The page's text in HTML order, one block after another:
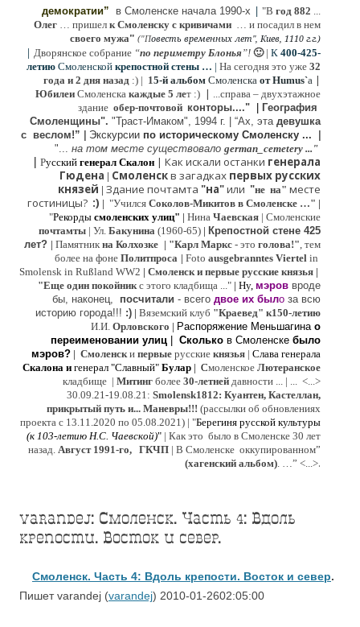
демократии” в Смоленске начала 1990-х | "В год 882 ...
Олег … пришел к Смоленску с кривичами … и посадил в нем
своего мужа" ("Повесть временных лет", Киев, 1110 г.г.)
| Дворянское собрание “по периметру Блонья”! 🙂| К 400-425-
летию Смоленской крепостной стены … | На сегодня это уже 32
года и 2 дня назад :) | 15-й альбом Смоленска от Humus`a |
Юбилеи Смоленска каждые 5 лет :) | ...справа – двухэтажное
здание обер-почтовой конторы...."
Гeография
Cмоленщины". "Траст-Имаком", 1994 г. “Ах, эта девушка
с веслом!”
Экскурсии по историческому Смоленску ...
"... на том месте существовало german_cemetery ..."
| Русский генерал Скалон | Как искали останки генерала
Гюдена | Смоленскв загадках первых русских
князей | Здание почтамта "на"или "не на" месте
гостиницы? :) | "Учился Соколов-Микитов в Смоленске …" |
"Рекорды смоленских улиц" | Нина Чаевская | Смоленские
почтамты | Ул. Бакунина (1960-65) | Крепостной стене 425
лет? | Памятник на Колхозке | "Карл Маркс - это голова!", тем
более на фоне Политпроса | Foto ausgebranntes Viertel in
Smolensk in Rußland WW2 | Смоленск и первые русские князья |
"Еще один покойникс этого кладбища ..." | Ну, мэров вроде
бы, наконец, посчитали - всего двое их было за всю
историю города!!! :) | Вяземский клуб "Краевед" к150-летию
И.И. Орловского | Распоряжение Меньшагина о
переименовании улиц
Сколько в Смоленске было
мэров? | Смоленски первые русские князья | Слава генерала
Скалона и генерал "Славный" Булар | Смоленское Лютерaнское
кладбище | Митинг более 30-летней давности ... | ... <...>
30.09.21-19.08.21: Smolensk1812: Куантен, Кастеллан,
прикрытый путь и... Маневры!!! (рассылки об обновлениях
проекта с 13.11.2020 по 05.08.2021) | "Берегиня русской культуры
(к 103-летию Н.С. Чаевской)" | Как это было в Смоленске 30 лет
назад. Август 1991-го, ГКЧП | В Смоленске оккупированном”
(хагенский альбом). …” <...>.
varandej: Смоленск. Часть 4: Вдоль
крепости. Восток и север.
Смоленск. Часть 4: Вдоль крепости. Восток и север.
Пишет varandej (varandej) 2010-01-2602:05:00